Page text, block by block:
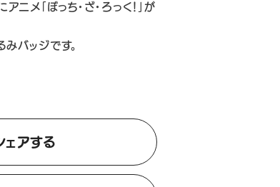
ニメ「ぼっち・ざ・ろっく！」が
バッジです。
アする